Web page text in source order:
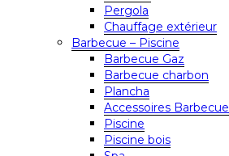
Pergola
Chauffage extérieur
Barbecue – Piscine
Barbecue Gaz
Barbecue charbon
Plancha
Accessoires Barbecue
Piscine
Piscine bois